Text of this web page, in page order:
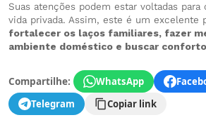
Suas atenções podem estar voltadas
vida privada. Assim, este é um excelente
fortalecer os laços familiares, fazer
ambiente doméstico e buscar
Compartilhe: WhatsApp
Telegram
Copiar link